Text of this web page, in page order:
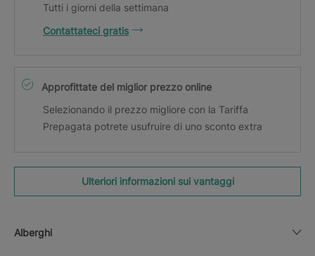
Tutti i giorni della settimana
Contattateci gratis
Approfittate del miglior prezzo online
Selezionando il prezzo migliore con la Tariffa
Prepagata potrete usufruire di uno sconto extra
Ulteriori informazioni sui vantaggi
Alberghi